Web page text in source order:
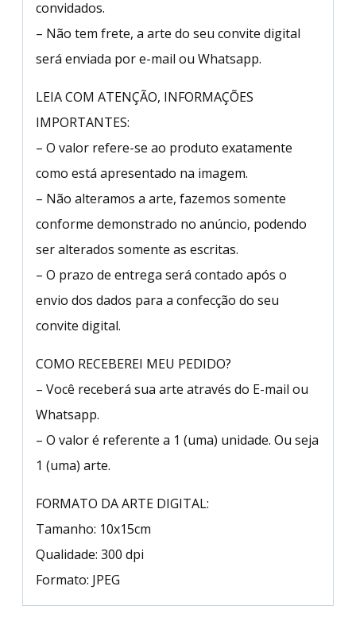
convidados.
– Não tem frete, a arte do seu convite digital
será enviada por e-mail ou Whatsapp.
LEIA COM ATENÇÃO, INFORMAÇÕES
IMPORTANTES:
– O valor refere-se ao produto exatamente
como está apresentado na imagem.
– Não alteramos a arte, fazemos somente
conforme demonstrado no anúncio, podendo
ser alterados somente as escritas.
– O prazo de entrega será contado após o
envio dos dados para a confecção do seu
convite digital.
COMO RECEBEREI MEU PEDIDO?
– Você receberá sua arte através do E-mail ou
Whatsapp.
– O valor é referente a 1 (uma) unidade. Ou seja
1 (uma) arte.
FORMATO DA ARTE DIGITAL:
Tamanho: 10x15cm
Qualidade: 300 dpi
Formato: JPEG